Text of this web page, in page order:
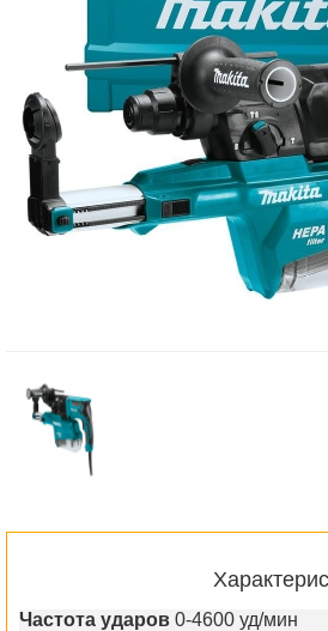
Частота ударов 0-4600 уд/мин